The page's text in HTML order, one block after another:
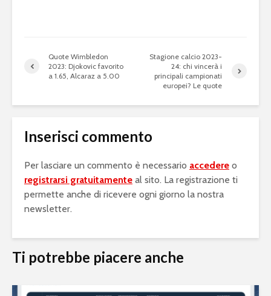
Quote Wimbledon
2023: Djokovic favorito
a 1.65, Alcaraz a 5.00
Stagione calcio 2023-
24: chi vincerà i
principali campionati
europei? Le quote
Inserisci commento
Per lasciare un commento è necessario accedere o
registrarsi gratuitamente al sito. La registrazione ti
permette anche di ricevere ogni giorno la nostra
newsletter.
Ti potrebbe piacere anche